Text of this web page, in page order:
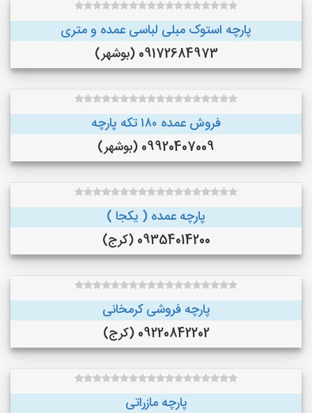
پارچه استوک مبلی لباسی عمده و متری
09172684973 (بوشهر)
فروش عمده ۱۸۰ تکه پارچه
09920407009 (بوشهر)
پارچه عمده ( یکجا )
09354014200 (کرج)
پارچه فروشی کرمخانی
09220842202 (کرج)
پارچه مازراتی